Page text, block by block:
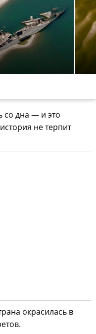
со дна — и это
не терпит
окрасилась в